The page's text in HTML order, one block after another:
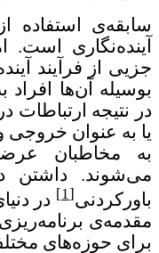
سابقه‌ی استفاده
آینده‌نگاری است.
جزیی از فرآیند
بوسیله آن‌ها افراد
در نتیجه ارتباطات
یا به عنوان خروجی
به مخاطبان
می‌شوند. داشتن
باورکردنی[1]
در
مقدمه‌ی
برای حوزه‌های